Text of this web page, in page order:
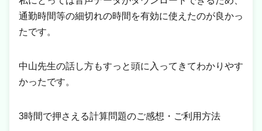
通勤時間等の細切れの時間を有効に使えたのが良かっ
たです。
中山先生の話し方もすっと頭に入ってきてわかりやす
かったです。
3時間で押さえる計算問題のご感想・ご利用方法